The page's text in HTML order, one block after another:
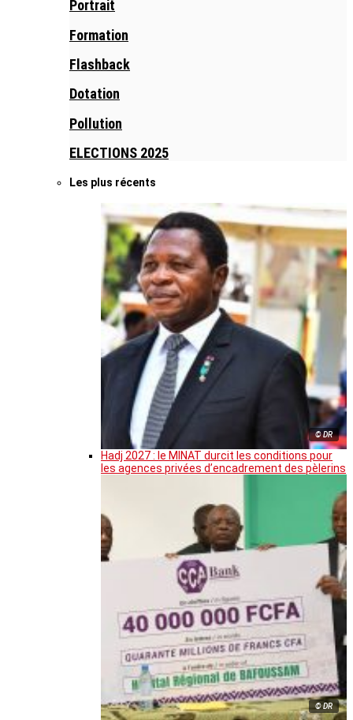
Portrait
Formation
Flashback
Dotation
Pollution
ELECTIONS 2025
Les plus récents
© DR
Hadj 2027 : le MINAT durcit les conditions pour
les agences privées d’encadrement des pèlerins
© DR